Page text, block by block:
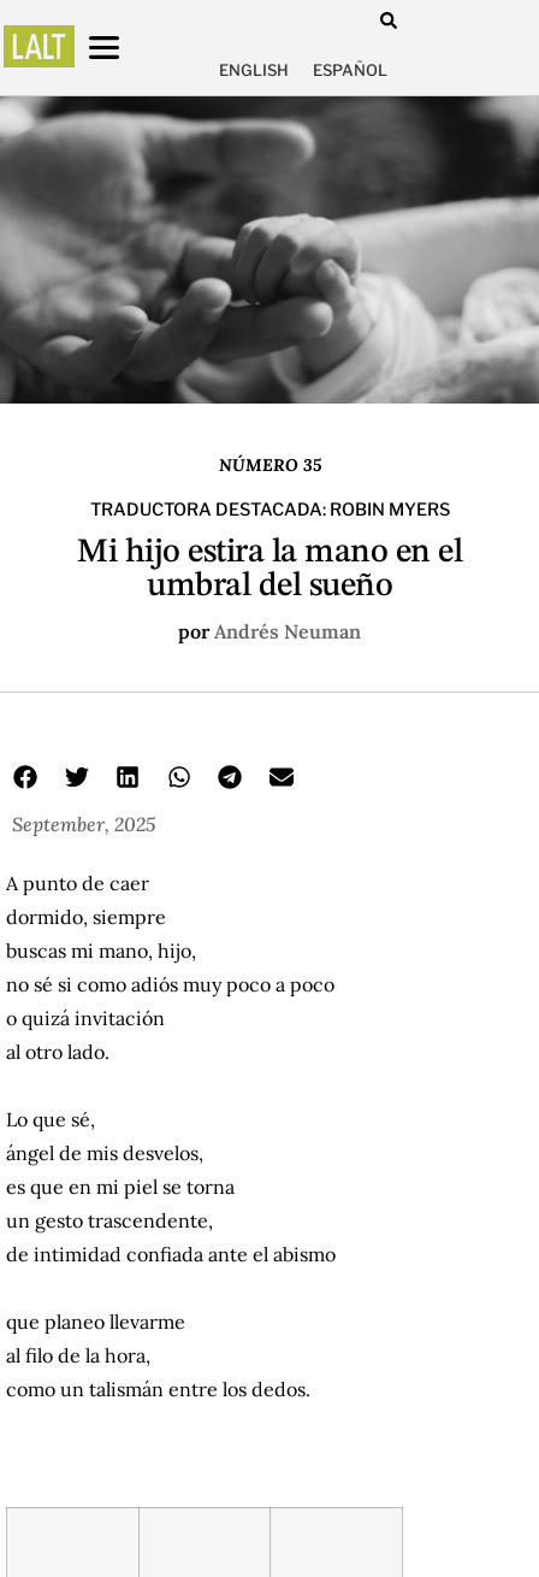
ENGLISH ESPAÑOL
NÚMERO 35
TRADUCTORA DESTACADA: ROBIN MYERS
Mi hijo estira la mano en el
umbral del sueño
por Andrés Neuman
September, 2025
A punto de caer
dormido, siempre
buscas mi mano, hijo,
no sé si como adiós muy poco a poco
o quizá invitación
al otro lado.
Lo que sé,
ángel de mis desvelos,
es que en mi piel se torna
un gesto trascendente,
de intimidad confiada ante el abismo
que planeo llevarme
al filo de la hora,
como un talismán entre los dedos.